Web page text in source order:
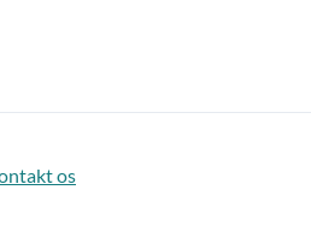
os